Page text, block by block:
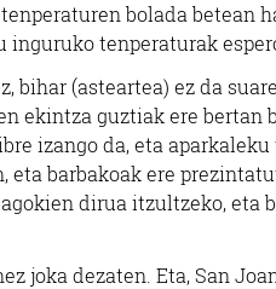
bolada betean
tenperaturak
bihar (asteartea) ez da
ekintza guztiak ere bertan
izango da, eta
eta barbakoak ere
dirua itzultzeko, eta
joka dezaten. Eta, San